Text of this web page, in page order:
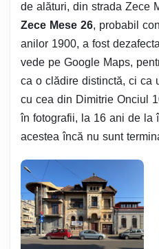
de alături, din strada Zece
Zece Mese 26, probabil
anilor 1900, a fost
vede pe Google Maps,
ca o clădire distinctă, ci ca
cu cea din Dimitrie Onciul
în fotografii, la 16 ani de la
acestea încă nu sunt